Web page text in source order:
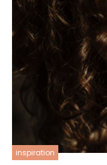
inspiration